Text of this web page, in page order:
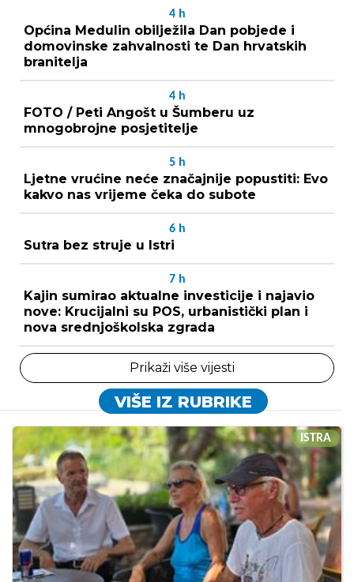
4 h
Općina Medulin obilježila Dan pobjede i
domovinske zahvalnosti te Dan hrvatskih
branitelja
4 h
FOTO / Peti Angošt u Šumberu uz
mnogobrojne posjetitelje
5 h
Ljetne vrućine neće značajnije popustiti: Evo
kakvo nas vrijeme čeka do subote
6 h
Sutra bez struje u Istri
7 h
Kajin sumirao aktualne investicije i najavio
nove: Krucijalni su POS, urbanistički plan i
nova srednjoškolska zgrada
Prikaži više vijesti
VIŠE IZ RUBRIKE
ISTRA